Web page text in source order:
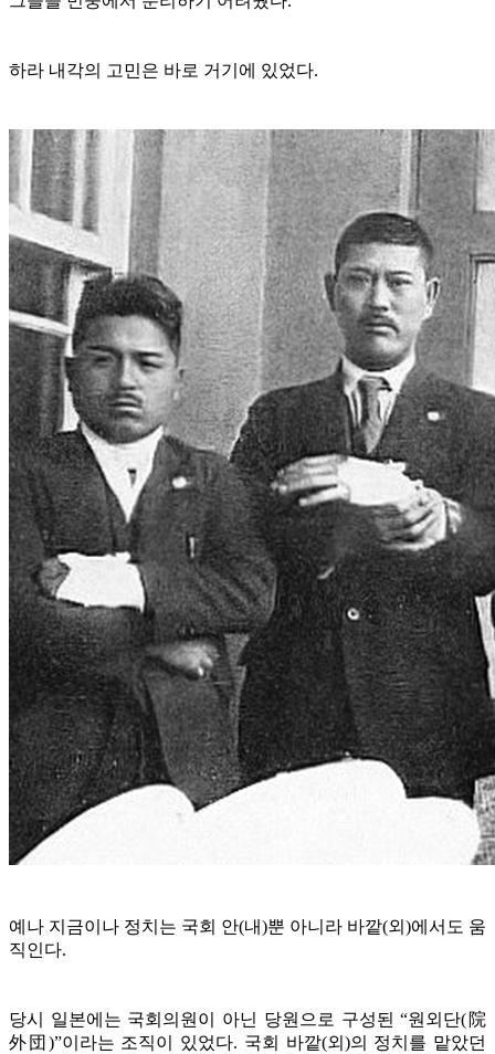
하라 내각의 고민은 바로 거기에 있었다.
예나 지금이나 정치는 국회 안(내)뿐 아니라 바깥(외)에서도 움
직인다.
당시 일본에는 국회의원이 아닌 당원으로 구성된 “원외단(院
外団)”이라는 조직이 있었다. 국회 바깥(외)의 정치를 맡았던